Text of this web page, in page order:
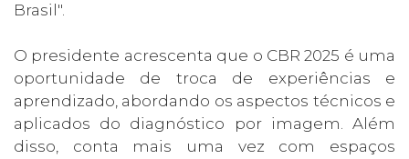
Brasil".
O presidente acrescenta que o CBR 2025 é uma
oportunidade de troca de experiências e
aprendizado, abordando os aspectos técnicos e
aplicados do diagnóstico por imagem. Além
disso, conta mais uma vez com espaços